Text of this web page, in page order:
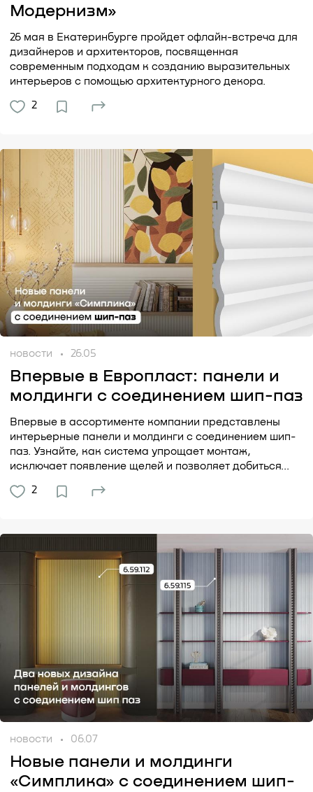
Модернизм»
26 мая в Екатеринбурге пройдет офлайн-встреча для
дизайнеров и архитекторов, посвященная
современным подходам к созданию выразительных
интерьеров с помощью архитектурного декора.
2
новости 26.05
Впервые в Европласт: панели и
молдинги с соединением шип-паз
Впервые в ассортименте компании представлены
интерьерные панели и молдинги с соединением шип-
паз. Узнайте, как система упрощает монтаж,
исключает появление щелей и позволяет добиться...
2
новости 06.07
Новые панели и молдинги
«Симплика» с соединением шип-